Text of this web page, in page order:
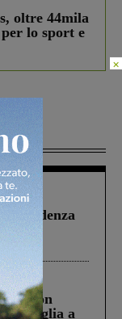
oltre 44mila
lo sport e
scadenza
“Un
la figlia a
×